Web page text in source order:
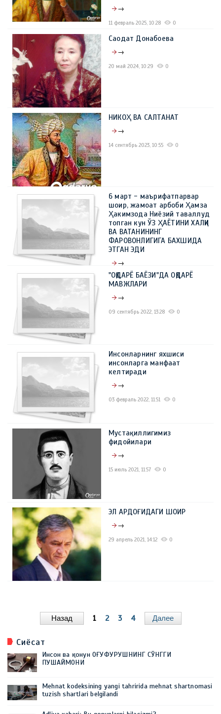
→
11 февраль 2025, 10:28 0
Саодат Донабоева
→
20 май 2024, 10:29 0
НИКОҲ ВА САЛТАНАТ
→
14 сентябрь 2023, 10:55 0
6 март - маърифатпарвар
шоир, жамоат арбоби Ҳамза
Ҳакимзода Ниёзий таваллуд
топган кун ЎЗ ҲАЁТИНИ ХАЛҚИ
ВА ВАТАНИНИНГ
ФАРОВОНЛИГИГА БАХШИДА
ЭТГАН ЭДИ
→
09 март 2023, 11:41 0
"OҚДАРЁ БАЁЗИ"ДА ОҚДАРЁ
МАВЖЛАРИ
→
09 сентябрь 2022, 13:28 0
Инсонларнинг яхшиси
инсонларга манфаат
келтиради
→
03 февраль 2022, 11:51 0
Мустақиллигимиз
фидойилари
→
15 июль 2021, 11:57 0
ЭЛ АРДОҒИДАГИ ШОИР
→
29 апрель 2021, 14:12 0
Назад 1 2 3 4 Далее
Сиёсат
Инсон ва қонун ОҒУФУРУШНИНГ СЎНГГИ
ПУШАЙМОНИ
Mehnat kodeksining yangi tahririda mehnat shartnomasi
tuzish shartlari belgilandi